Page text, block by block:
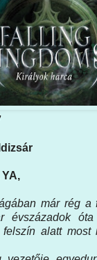
már rég a
évszázadok
alatt most